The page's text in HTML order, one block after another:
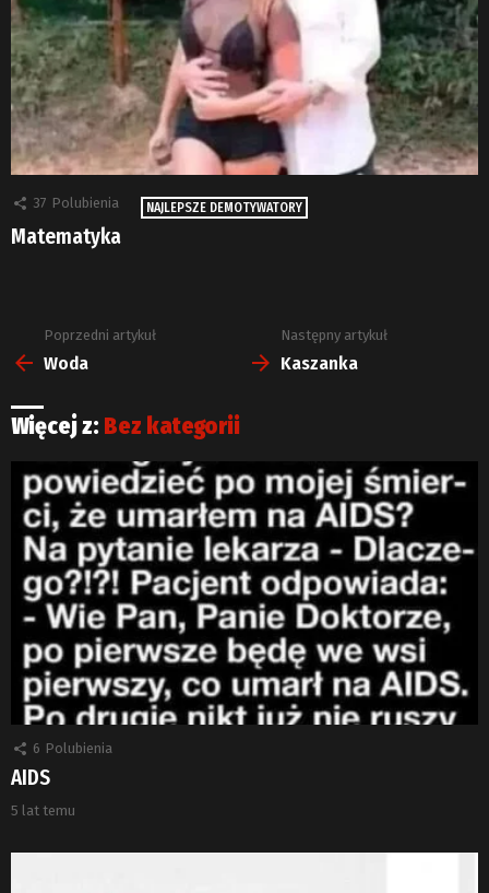
37 Polubienia NAJLEPSZE DEMOTYWATORY
Matematyka
Zobacz
więcej
Poprzedni artykuł
Woda
Następny artykuł
Kaszanka
Więcej z: Bez kategorii
6 Polubienia
AIDS
5 lat temu